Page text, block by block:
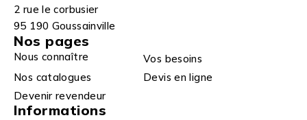
2 rue le corbusier
95 190 Goussainville
Nos pages
Nous connaître
Vos besoins
Nos catalogues
Devis en ligne
Devenir revendeur
Informations